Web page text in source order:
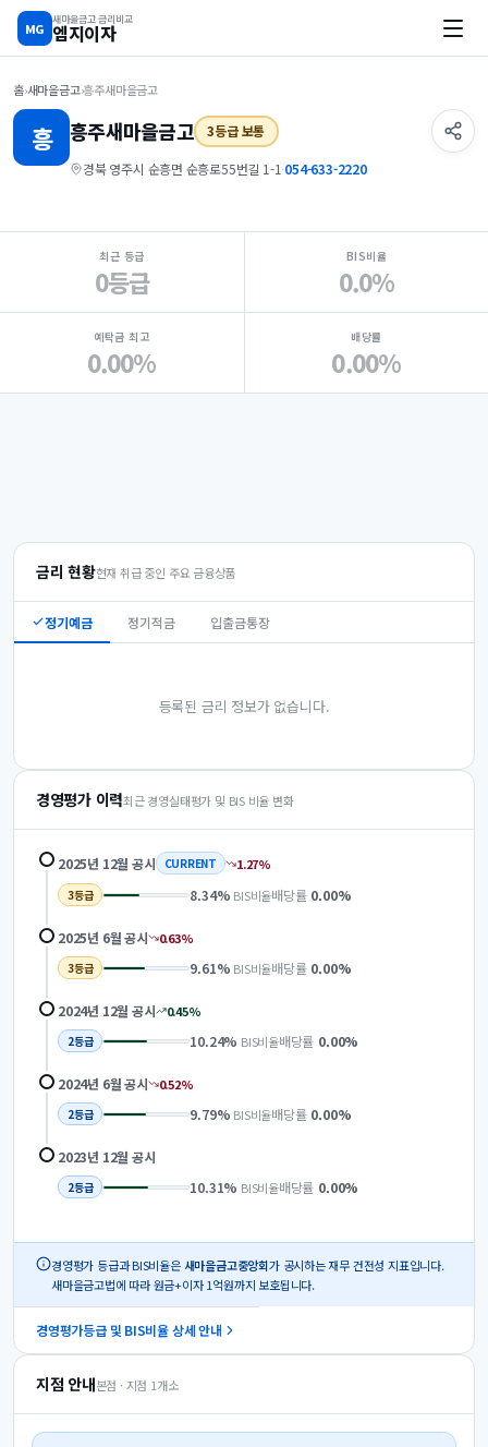
MG
새마을금고 금리비교
엠지이자
홈›새마을금고›흥주새마을금고
흥 흥주새마을금고 3등급 보통
경북 영주시 순흥면 순흥로55번길 1-1·054-633-2220
지점 핵심 지표 요약
최근 등급
0등급
BIS비율
0.0%
예탁금 최고
0.00%
배당률
0.00%
금리 현황현재 취급 중인 주요 금융상품
정기예금 정기적금 입출금통장
등록된 금리 정보가 없습니다.
경영평가 이력최근 경영실태평가 및 BIS 비율 변화
2025년 12월 공시 CURRENT 1.27%
3등급 8.34% BIS비율배당률 0.00%
2025년 6월공시 0.63%
3등급 9.61% BIS비율배당률 0.00%
2024년 12월 공시 0.45%
2등급 10.24% BIS비율배당률 0.00%
2024년 6월공시 0.52%
2등급 9.79% BIS비율배당률 0.00%
2023년 12월 공시
2등급 10.31% BIS비율배당률 0.00%
경영평가 등급과 BIS비율은 새마을금고중앙회가 공시하는 재무 건전성 지표입니다.
새마을금고법에 따라 원금+이자 1억원까지 보호됩니다.
경영평가등급 및 BIS비율 상세 안내
지점 안내본점 · 지점 1개소